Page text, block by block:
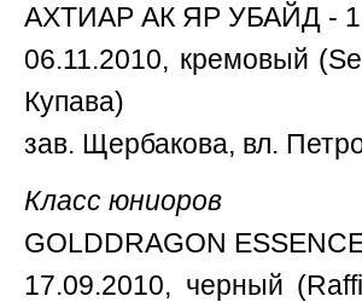
АХТИАР АК ЯР УБАЙД - 1
06.11.2010, кремовый
Купава)
зав. Щербакова, вл.
Класс юниоров
GOLDDRAGON
17.09.2010, черный